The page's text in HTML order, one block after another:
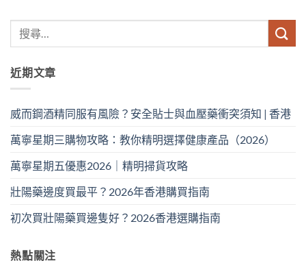
近期文章
威而鋼酒精同服有風險？安全貼士與血壓藥衝突須知 | 香港
萬寧星期三購物攻略：教你精明選擇健康產品（2026）
萬寧星期五優惠2026｜精明掃貨攻略
壯陽藥邊度買最平？2026年香港購買指南
初次買壯陽藥買邊隻好？2026香港選購指南
熱點關注